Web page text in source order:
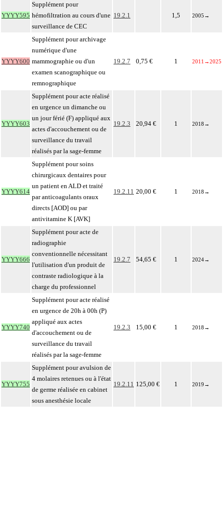
YYYY595
Supplément pour
hémofiltration au cours d'une
surveillance de CEC
19.2.1 1,5 2005 →
YYYY600
Supplément pour archivage
numérique d'une
mammographie ou d'un
examen scanographique ou
remnographique
19.2.7 0,75 € 1 2011 →2025
YYYY603
Supplément pour acte réalisé
en urgence un dimanche ou
un jour férié (F) appliqué aux
actes d'accouchement ou de
surveillance du travail
réalisés par la sage-femme
19.2.3 20,94 € 1 2018 →
YYYY614
Supplément pour soins
chirurgicaux dentaires pour
un patient en ALD et traité
par anticoagulants oraux
directs [AOD] ou par
antivitamine K [AVK]
19.2.11 20,00 € 1 2018 →
YYYY666
Supplément pour acte de
radiographie
conventionnelle nécessitant
l'utilisation d'un produit de
contraste radiologique à la
charge du professionnel
19.2.7 54,65 € 1 2024→
YYYY740
Supplément pour acte réalisé
en urgence de 20h à 00h (P)
appliqué aux actes
d'accouchement ou de
surveillance du travail
réalisés par la sage-femme
19.2.3 15,00 € 1 2018 →
YYYY755
Supplément pour avulsion de
4 molaires retenues ou à l'état
de germe réalisée en cabinet
sous anesthésie locale
19.2.11 125,00 € 1 2019 →